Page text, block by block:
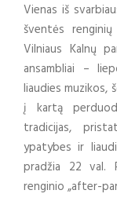
Vienas iš
šventės
Vilniaus Kalnų
ansambliai –
liaudies muzikos,
į kartą
tradicijas,
ypatybes ir
pradžia 22 val.
renginio „after-